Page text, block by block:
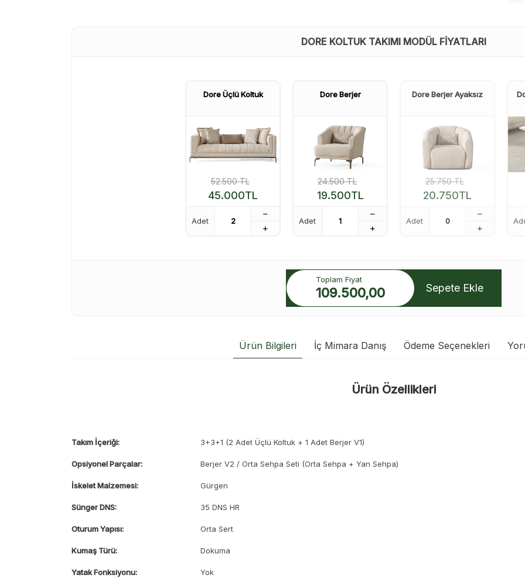
DORE KOLTUK TAKIMI MODÜL FIYATLARI
Dore Üçlü Koltuk
52.500TL
45.000TL
Adet
Dore Berjer
24.500TL
19.500TL
Adet
Dore Berjer Ayaksız
25.750TL
20.750TL
Adet
Toplam Fiyat
109.500,00 Sepete Ekle
Ürün Bilgileri İç Mimara Danış Ödeme Seçenekleri
Ürün Özellikleri
Takım İçeriği: 3+3+1 (2 Adet Üçlü Koltuk + 1 Adet Berjer V1)
Opsiyonel Parçalar: Berjer V2 / Orta Sehpa Seti (Orta Sehpa + Yan Sehpa)
İskelet Malzemesi: Gürgen
Sünger DNS: 35 DNS HR
Oturum Yapısı: Orta Sert
Kumaş Türü: Dokuma
Yatak Fonksiyonu: Yok